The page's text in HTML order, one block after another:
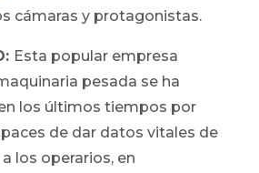
cámaras y protagonistas.
Esta popular empresa
pesada se ha
los últimos tiempos por
de dar datos vitales de
los operarios, en